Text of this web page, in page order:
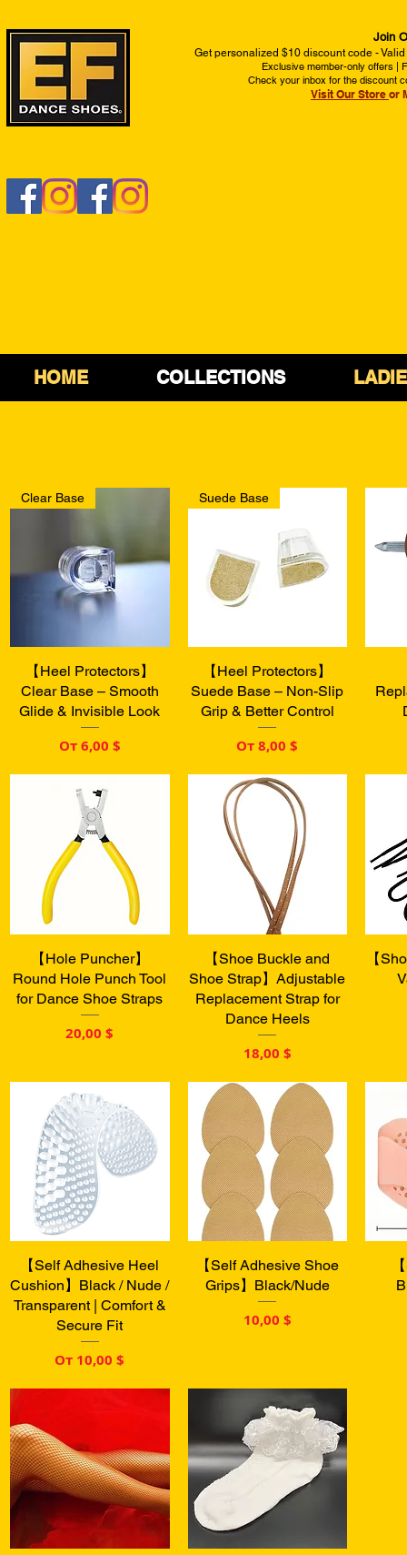
Join
Get personalized $10 discount code -
Exclusive member-only offers |
Check your inbox for the discount
Visit Our Store or
HOME COLLECTIONS
Быстрый просмотр
Clear Base
【Heel Protectors】
Clear Base – Smooth
Glide & Invisible Look
От6,00 $
Цена со скидкой
Быстрый просмотр
Suede Base
【Heel Protectors】
Suede Base – Non-Slip
Grip & Better Control
От8,00 $
Цена со скидкой
Быстрый просмотр
【Hole Puncher】
Round Hole Punch Tool
for Dance Shoe Straps
Цена
20,00 $
Быстрый просмотр
【Shoe Buckle and
Shoe Strap】Adjustable
Replacement Strap for
Dance Heels
Цена
18,00 $
【
Быстрый просмотр
【Self Adhesive Heel
Cushion】Black / Nude /
Transparent | Comfort &
Secure Fit
От 10,00 $
Цена со скидкой
Быстрый просмотр
【Self Adhesive Shoe
Grips】Black/Nude
Цена
10,00 $